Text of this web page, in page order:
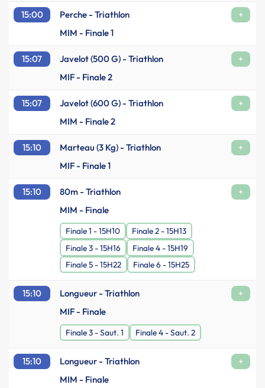
15:00 Perche - Triathlon
+
MIM - Finale 1
15:07 Javelot (500 G) - Triathlon
+
MIF - Finale 2
15:07 Javelot (600 G) - Triathlon
+
MIM - Finale 2
15:10 Marteau (3 Kg) - Triathlon
+
MIF - Finale 1
15:10 80m - Triathlon
+
MIM - Finale
Finale 1 - 15H10
Finale 2 - 15H13
Finale 3 - 15H16
Finale 4 - 15H19
Finale 5 - 15H22
Finale 6 - 15H25
15:10 Longueur - Triathlon
+
MIF - Finale
Finale 3 - Saut. 1 Finale 4 - Saut. 2
15:10 Longueur - Triathlon
+
MIM - Finale